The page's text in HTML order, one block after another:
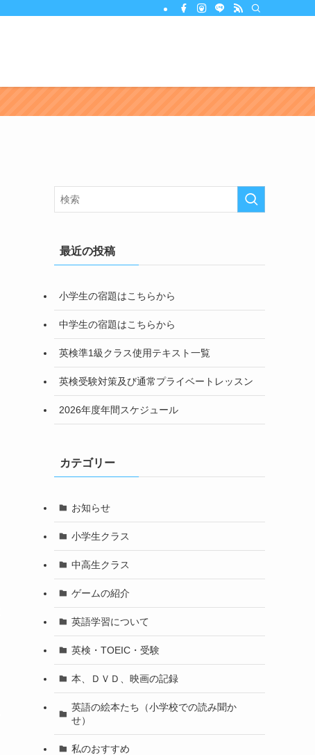
最近の投稿
小学生の宿題はこちらから
中学生の宿題はこちらから
英検準1級クラス使用テキスト一覧
英検受験対策及び通常プライベートレッスン
2026年度年間スケジュール
カテゴリー
お知らせ
小学生クラス
中高生クラス
ゲームの紹介
英語学習について
英検・TOEIC・受験
本、ＤＶＤ、映画の記録
英語の絵本たち（小学校での読み聞か
せ）
私のおすすめ